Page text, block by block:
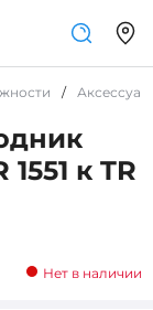
/
к TR
Нет в наличии